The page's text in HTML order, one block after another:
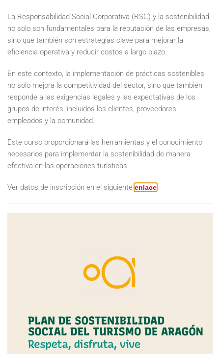
La Responsabilidad Social Corporativa (RSC) y la sostenibilidad
no solo son fundamentales para la reputación de las empresas,
sino que también son estrategias clave para mejorar la
eficiencia operativa y reducir costos a largo plazo.
En este contexto, la implementación de prácticas sostenibles
no solo mejora la competitividad del sector, sino que también
responde a las exigencias legales y las expectativas de los
grupos de interés, incluidos los clientes, proveedores,
empleados y la comunidad.
Este curso proporcionará las herramientas y el conocimiento
necesarios para implementar la sostenibilidad de manera
efectiva en las operaciones turísticas.
Ver datos de inscripción en el siguiente enlace